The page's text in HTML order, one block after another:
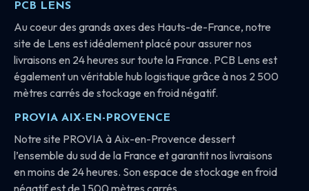
PCB LENS
Au coeur des grands axes des Hauts-de-France, notre
site de Lens est idéalement placé pour assurer nos
livraisons en 24 heures sur toute la France. PCB Lens est
également un véritable hub logistique grâce à nos 2 500
mètres carrés de stockage en froid négatif.
PROVIA AIX-EN-PROVENCE
Notre site PROVIA à Aix-en-Provence dessert
l’ensemble du sud de la France et garantit nos livraisons
en moins de 24 heures. Son espace de stockage en froid
négatif est de 1 500 mètres carrés.